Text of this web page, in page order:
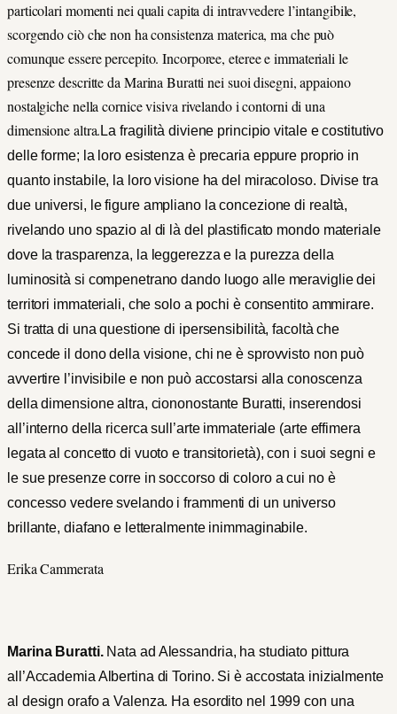
particolari momenti nei quali capita di intravvedere l’intangibile,
scorgendo ciò che non ha consistenza materica, ma che può
comunque essere percepito. Incorporee, eteree e immateriali le
presenze descritte da Marina Buratti nei suoi disegni, appaiono
nostalgiche nella cornice visiva rivelando i contorni di una
dimensione altra. La fragilità diviene principio vitale e costitutivo
delle forme; la loro esistenza è precaria eppure proprio in
quanto instabile, la loro visione ha del miracoloso. Divise tra
due universi, le figure ampliano la concezione di realtà,
rivelando uno spazio al di là del plastificato mondo materiale
dove la trasparenza, la leggerezza e la purezza della
luminosità si compenetrano dando luogo alle meraviglie dei
territori immateriali, che solo a pochi è consentito ammirare.
Si tratta di una questione di ipersensibilità, facoltà che
concede il dono della visione, chi ne è sprovvisto non può
avvertire l’invisibile e non può accostarsi alla conoscenza
della dimensione altra, ciononostante Buratti, inserendosi
all’interno della ricerca sull’arte immateriale (arte effimera
legata al concetto di vuoto e transitorietà), con i suoi segni e
le sue presenze corre in soccorso di coloro a cui no è
concesso vedere svelando i frammenti di un universo
brillante, diafano e letteralmente inimmaginabile.
Erika Cammerata
Marina Buratti.Nata ad Alessandria, ha studiato pittura
all’Accademia Albertina di Torino. Si è accostata inizialmente
al design orafo a Valenza. Ha esordito nel 1999 con una